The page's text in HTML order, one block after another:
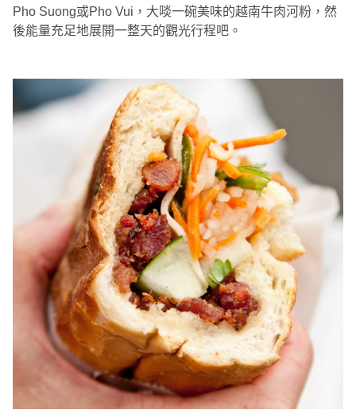
Pho Suong或Pho Vui，大啖一碗美味的越南牛肉河粉，然
後能量充足地展開一整天的觀光行程吧。